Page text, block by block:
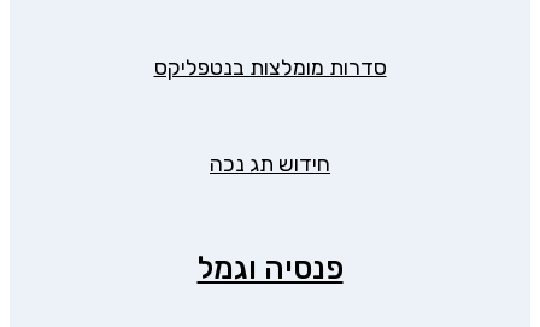
סדרות מומלצות בנטפליקס
חידוש תג נכה
פנסיה וגמל